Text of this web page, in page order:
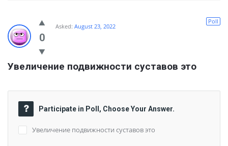
0
Poll
Asked: August 23, 2022
Увеличение подвижности суставов это
Participate in Poll, Choose Your Answer.
Увеличение подвижности суставов это